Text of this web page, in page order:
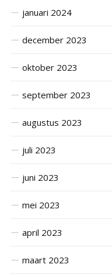
januari 2024
december 2023
oktober 2023
september 2023
augustus 2023
juli 2023
juni 2023
mei 2023
april 2023
maart 2023